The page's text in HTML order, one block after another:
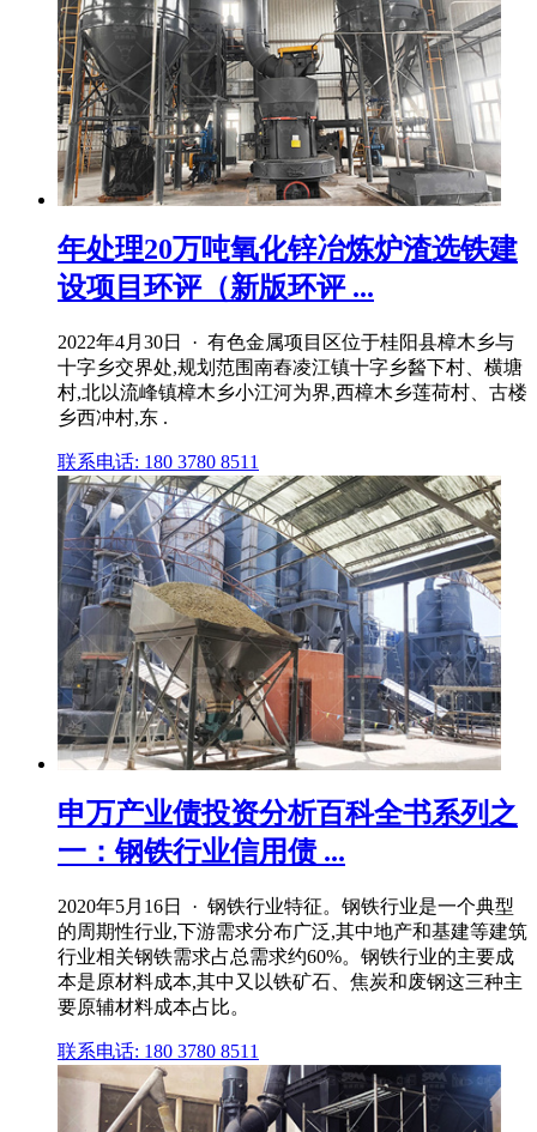
年处理20万吨氧化锌冶炼炉渣选铁建
设项目环评（新版环评 ...
2022年4月30日 · 有色金属项目区位于桂阳县樟木乡与
十字乡交界处,规划范围南舂凌江镇十字乡醔下村、横塘
村,北以流峰镇樟木乡小江河为界,西樟木乡莲荷村、古楼
乡西冲村,东 .
联系电话: 180 3780 8511
申万产业债投资分析百科全书系列之
一：钢铁行业信用债 ...
2020年5月16日 · 钢铁行业特征。钢铁行业是一个典型
的周期性行业,下游需求分布广泛,其中地产和基建等建筑
行业相关钢铁需求占总需求约60%。钢铁行业的主要成
本是原材料成本,其中又以铁矿石、焦炭和废钢这三种主
要原辅材料成本占比。
联系电话: 180 3780 8511